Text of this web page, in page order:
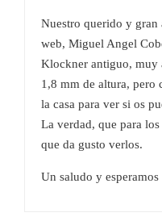
Nuestro querido y gran
web, Miguel Angel
Klockner antiguo, muy
1,8 mm de altura, pero
la casa para ver si os
La verdad, que para los
que da gusto verlos.
Un saludo y